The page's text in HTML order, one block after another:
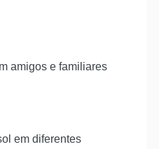
amigos e familiares
em diferentes